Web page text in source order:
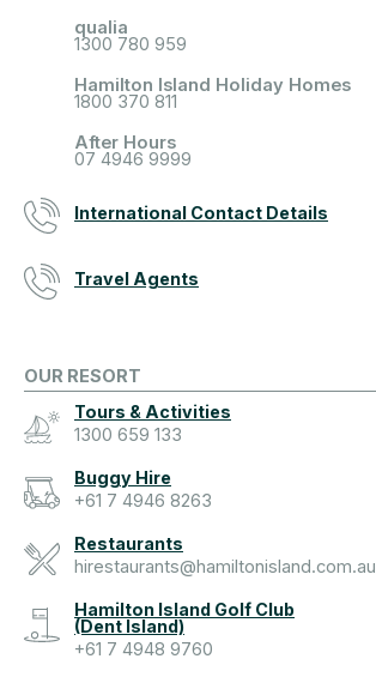
qualia
1300 780 959
Hamilton Island Holiday Homes
1800 370 811
After Hours
07 4946 9999
International Contact Details
Travel Agents
OUR RESORT
Tours & Activities
1300 659 133
Buggy Hire
+61 7 4946 8263
Restaurants
hirestaurants@hamiltonisland.com.au
Hamilton Island Golf Club
(Dent Island)
+61 7 4948 9760